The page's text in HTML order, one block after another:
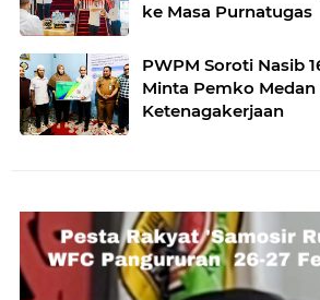
ke Masa Purnatugas
PWPM Soroti Nasib
Minta Pemko Medan
Ketenagakerjaan